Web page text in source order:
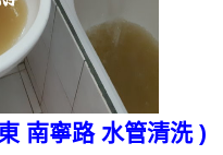
南寧路 水管清洗 )